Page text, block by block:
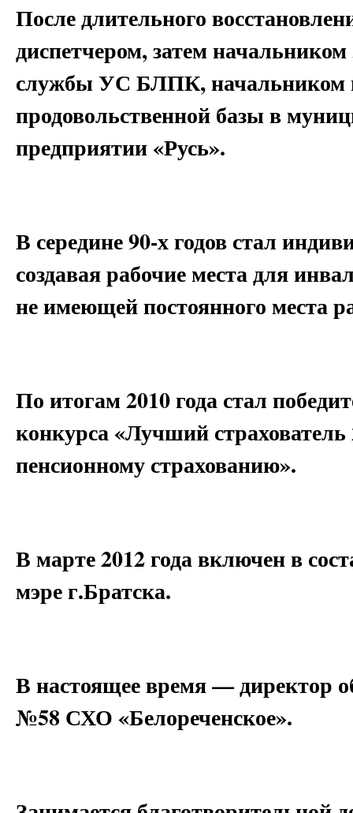
После длительного
диспетчером, затем
службы УС БЛПК, начальником
продовольственной базы в
предприятии «Русь».
В середине 90-х годов стал
создавая рабочие места для
не имеющей постоянного места
По итогам 2010 года стал
конкурса «Лучший страхователь
пенсионному страхованию».
В марте 2012 года включен в
мэре г.Братска.
В настоящее время — директор
№58 СХО «Белореченское».